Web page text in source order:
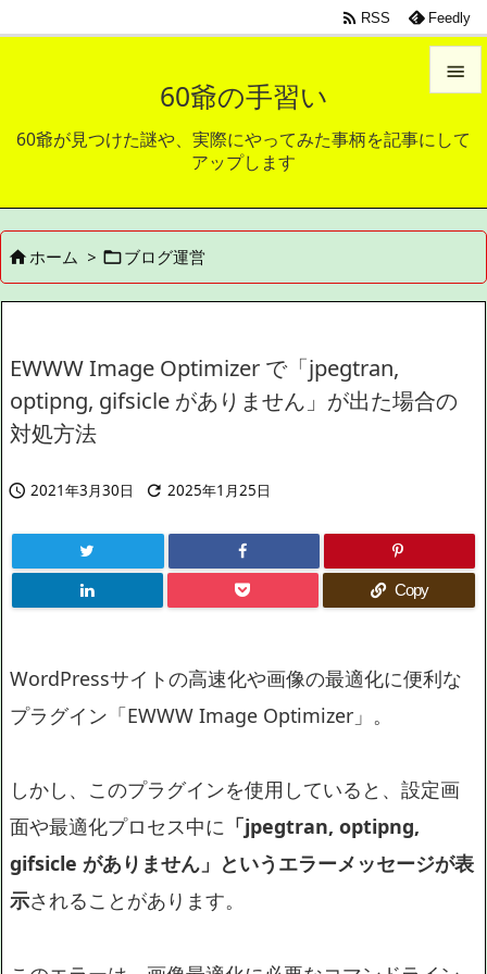
60爺の手習い
60爺が見つけた謎や、実際にやってみた事柄を記事にして
アップします

メニュ
サイド


 RSS Feedly
ホーム > ブログ運営
EWWW Image Optimizer で「jpegtran,
optipng, gifsicle がありません」が出た場合の
対処方法
 2021年3月30日  2025年1月25日
Copy
WordPressサイトの高速化や画像の最適化に便利な
プラグイン「EWWW Image Optimizer」。
しかし、このプラグインを使用していると、設定画
面や最適化プロセス中に 「jpegtran, optipng,
gifsicle がありません」というエラーメッセージが表
示されることがあります。